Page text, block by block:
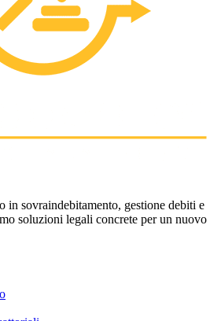
in sovraindebitamento, gestione debiti e
soluzioni legali concrete per un nuovo